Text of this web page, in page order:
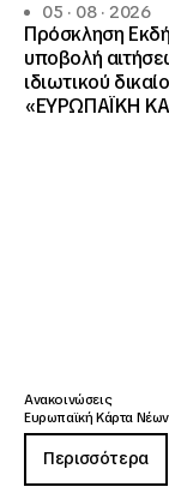
05 · 08 · 2026
Πρόσκληση
υποβολή
ιδιωτικού
«ΕΥΡΩΠΑΪΚΗ
Ανακοινώσεις
Ευρωπαϊκή Κάρτα Νέων
Περισσότερα